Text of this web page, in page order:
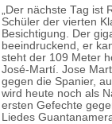
„Der nächste Tag ist
Schüler der vierten
Besichtigung. Der
beeindruckend, er
steht der 109 Meter
José-Martí. Jose
gegen die Spanier,
wird heute noch als
ersten Gefechte
Liedes